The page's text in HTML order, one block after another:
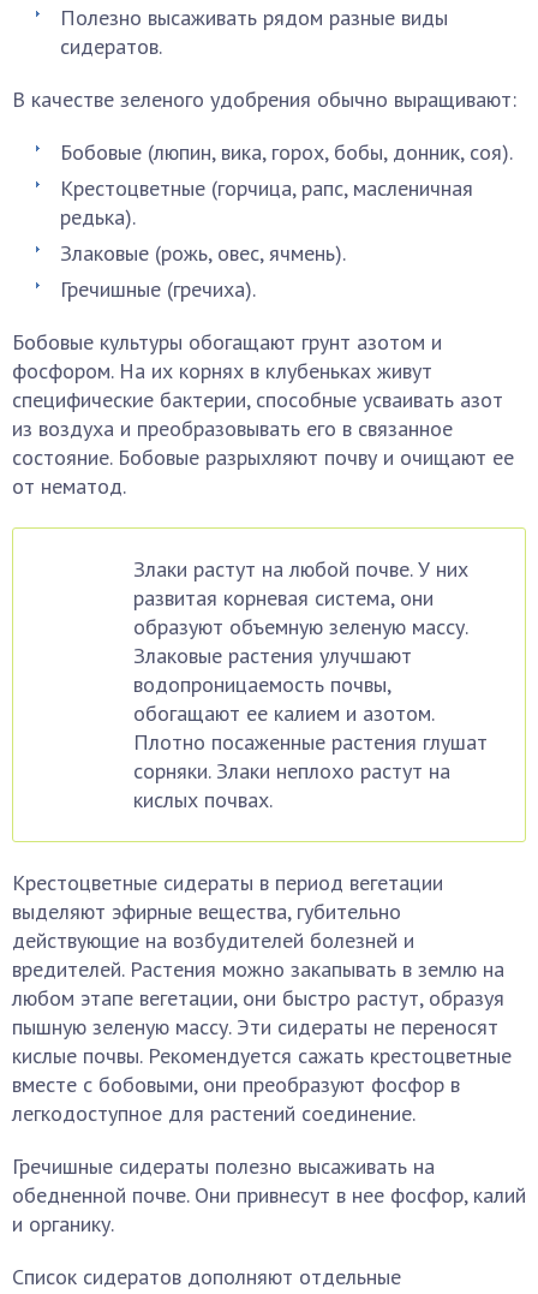
Полезно высаживать рядом разные виды
сидератов.
В качестве зеленого удобрения обычно выращивают:
Бобовые (люпин, вика, горох, бобы, донник, соя).
Крестоцветные (горчица, рапс, масленичная
редька).
Злаковые (рожь, овес, ячмень).
Гречишные (гречиха).
Бобовые культуры обогащают грунт азотом и
фосфором. На их корнях в клубеньках живут
специфические бактерии, способные усваивать азот
из воздуха и преобразовывать его в связанное
состояние. Бобовые разрыхляют почву и очищают ее
от нематод.
Злаки растут на любой почве. У них
развитая корневая система, они
образуют объемную зеленую массу.
Злаковые растения улучшают
водопроницаемость почвы,
обогащают ее калием и азотом.
Плотно посаженные растения глушат
сорняки. Злаки неплохо растут на
кислых почвах.
Крестоцветные сидераты в период вегетации
выделяют эфирные вещества, губительно
действующие на возбудителей болезней и
вредителей. Растения можно закапывать в землю на
любом этапе вегетации, они быстро растут, образуя
пышную зеленую массу. Эти сидераты не переносят
кислые почвы. Рекомендуется сажать крестоцветные
вместе с бобовыми, они преобразуют фосфор в
легкодоступное для растений соединение.
Гречишные сидераты полезно высаживать на
обедненной почве. Они привнесут в нее фосфор, калий
и органику.
Список сидератов дополняют отдельные